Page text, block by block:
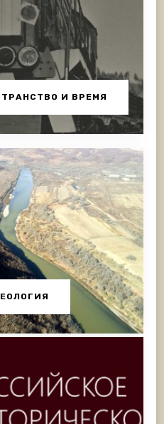
И ВРЕМЯ